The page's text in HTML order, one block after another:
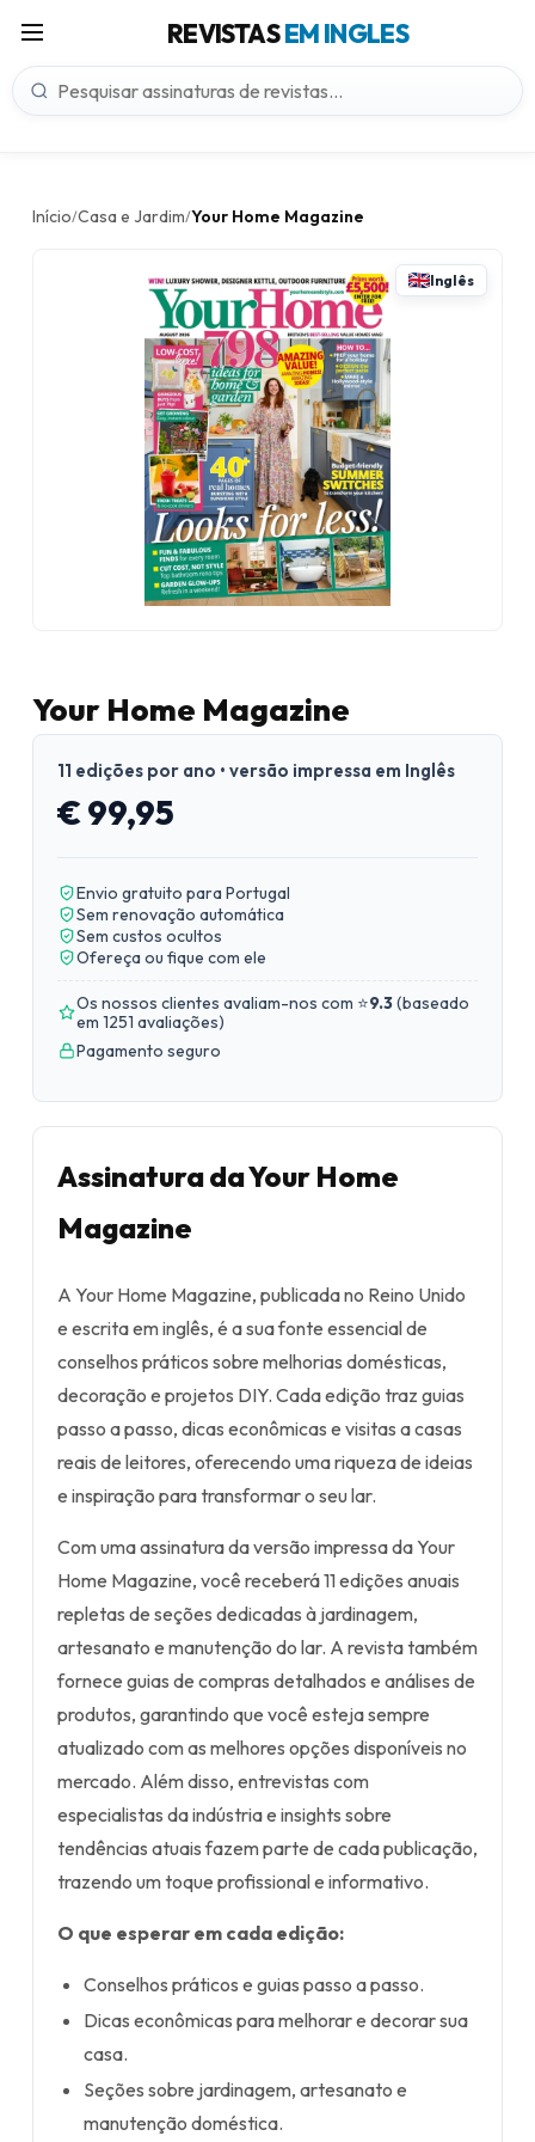
REVISTASEM INGLES
Início/Casa e Jardim/Your Home Magazine
Inglês
Your Home Magazine
11 edições por ano • versão impressa em Inglês
€ 99,95
Envio gratuito para Portugal
Sem renovação automática
Sem custos ocultos
Ofereça ou fique com ele
Os nossos clientes avaliam-nos com ⭐9.3(baseado
em 1251 avaliações)
Pagamento seguro
Assinatura da Your Home
Magazine
A Your Home Magazine, publicada no Reino Unido
e escrita em inglês, é a sua fonte essencial de
conselhos práticos sobre melhorias domésticas,
decoração e projetos DIY. Cada edição traz guias
passo a passo, dicas econômicas e visitas a casas
reais de leitores, oferecendo uma riqueza de ideias
e inspiração para transformar o seu lar.
Com uma assinatura da versão impressa da Your
Home Magazine, você receberá 11 edições anuais
repletas de seções dedicadas à jardinagem,
artesanato e manutenção do lar. A revista também
fornece guias de compras detalhados e análises de
produtos, garantindo que você esteja sempre
atualizado com as melhores opções disponíveis no
mercado. Além disso, entrevistas com
especialistas da indústria e insights sobre
tendências atuais fazem parte de cada publicação,
trazendo um toque profissional e informativo.
O que esperar em cada edição:
Conselhos práticos e guias passo a passo.
Dicas econômicas para melhorar e decorar sua
casa.
Seções sobre jardinagem, artesanato e
manutenção doméstica.